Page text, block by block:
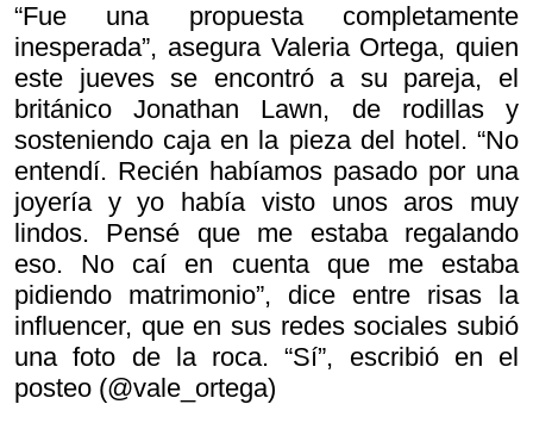
“Fue una propuesta completamente
inesperada”, asegura Valeria Ortega, quien
este jueves se encontró a su pareja, el
británico Jonathan Lawn, de rodillas y
sosteniendo caja en la pieza del hotel. “No
entendí. Recién habíamos pasado por una
joyería y yo había visto unos aros muy
lindos. Pensé que me estaba regalando
eso. No caí en cuenta que me estaba
pidiendo matrimonio”, dice entre risas la
influencer, que en sus redes sociales subió
una foto de la roca. “Sí”, escribió en el
posteo (@vale_ortega)